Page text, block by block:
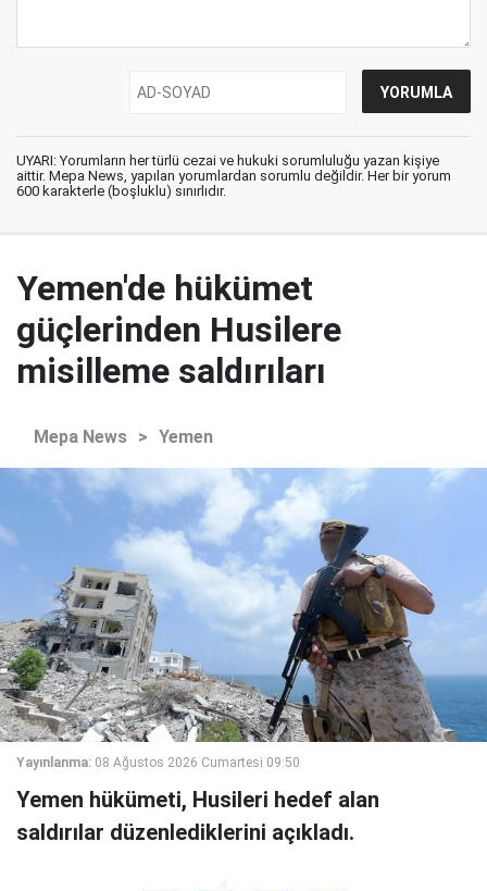
UYARI: Yorumların her türlü cezai ve hukuki sorumluluğu yazan kişiye
aittir. Mepa News, yapılan yorumlardan sorumlu değildir. Her bir yorum
600 karakterle (boşluklu) sınırlıdır.
Yemen'de hükümet
güçlerinden Husilere
misilleme saldırıları
Mepa News > Yemen
Yayınlanma: 08 Ağustos 2026 Cumartesi 09:50
Yemen hükümeti, Husileri hedef alan
saldırılar düzenlediklerini açıkladı.